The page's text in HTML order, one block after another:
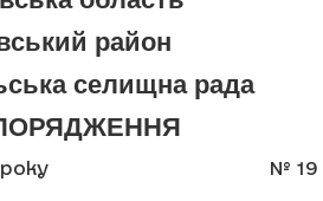
район
селищна рада
№ 19